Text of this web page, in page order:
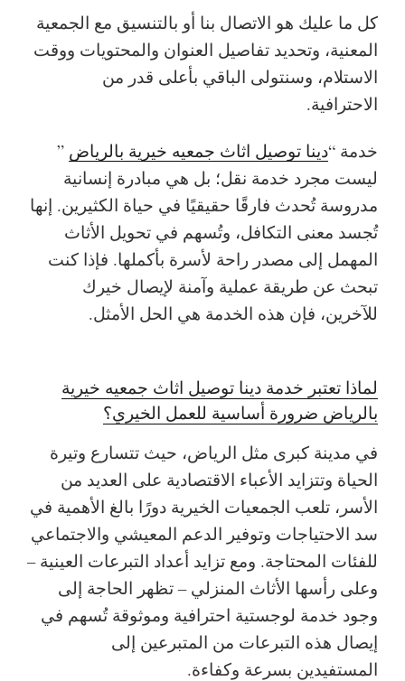
كل ما عليك هو الاتصال بنا أو بالتنسيق مع الجمعية
المعنية، وتحديد تفاصيل العنوان والمحتويات ووقت
الاستلام، وسنتولى الباقي بأعلى قدر من
الاحترافية.
خدمة “دينا توصيل اثاث جمعيه خيرية بالرياض ”
ليست مجرد خدمة نقل؛ بل هي مبادرة إنسانية
مدروسة تُحدث فارقًا حقيقيًا في حياة الكثيرين. إنها
تُجسد معنى التكافل، وتُسهم في تحويل الأثاث
المهمل إلى مصدر راحة لأسرة بأكملها. فإذا كنت
تبحث عن طريقة عملية وآمنة لإيصال خيرك
للآخرين، فإن هذه الخدمة هي الحل الأمثل.
لماذا تعتبر خدمة دينا توصيل اثاث جمعيه خيرية
بالرياض ضرورة أساسية للعمل الخيري؟
في مدينة كبرى مثل الرياض، حيث تتسارع وتيرة
الحياة وتتزايد الأعباء الاقتصادية على العديد من
الأسر، تلعب الجمعيات الخيرية دورًا بالغ الأهمية في
سد الاحتياجات وتوفير الدعم المعيشي والاجتماعي
للفئات المحتاجة. ومع تزايد أعداد التبرعات العينية –
وعلى رأسها الأثاث المنزلي – تظهر الحاجة إلى
وجود خدمة لوجستية احترافية وموثوقة تُسهم في
إيصال هذه التبرعات من المتبرعين إلى
المستفيدين بسرعة وكفاءة.